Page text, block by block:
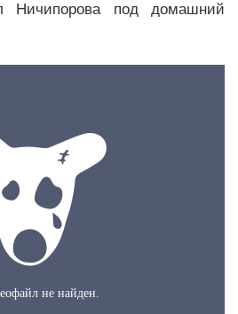
Ничипорова под домашний